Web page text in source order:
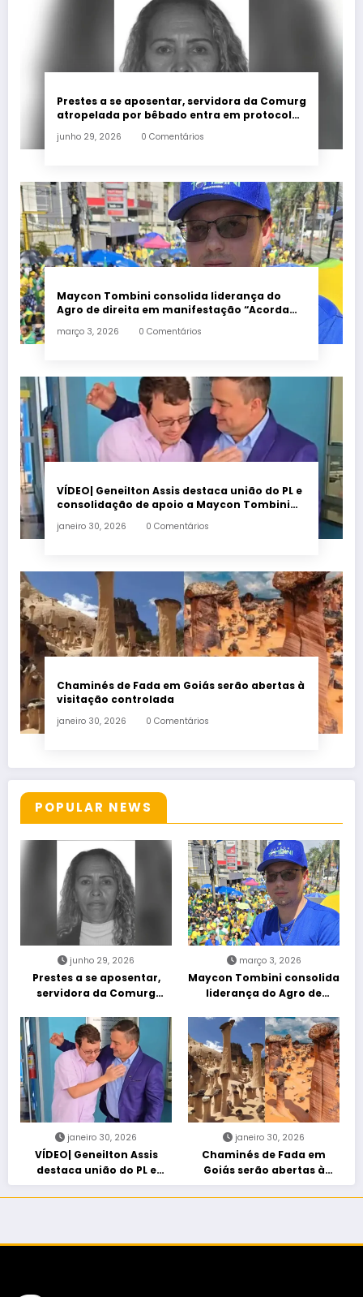
Prestes a se aposentar, servidora da Comurg
atropelada por bêbado entra em protocolo
junho 29, 2026 0 Comentários
Maycon Tombini consolida liderança do
Agro de direita em manifestação “Acorda
março 3, 2026 0 Comentários
VÍDEO| Geneilton Assis destaca união do PL e
consolidação de apoio a Maycon Tombini
janeiro 30, 2026 0 Comentários
Chaminés de Fada em Goiás serão abertas à
visitação controlada
janeiro 30, 2026 0 Comentários
POPULAR NEWS
junho 29, 2026
Prestes a se aposentar,
servidora da Comurg
entra em protocolo de
morte encefálica
março 3, 2026
Maycon Tombini consolida
liderança do Agro de
“Acorda Brasil” em Goiânia
janeiro 30, 2026
VÍDEO| Geneilton Assis
destaca união do PL e
consolidação de apoio a
Maycon Tombini em Jataí
janeiro 30, 2026
Chaminés de Fada em
Goiás serão abertas à
visitação controlada